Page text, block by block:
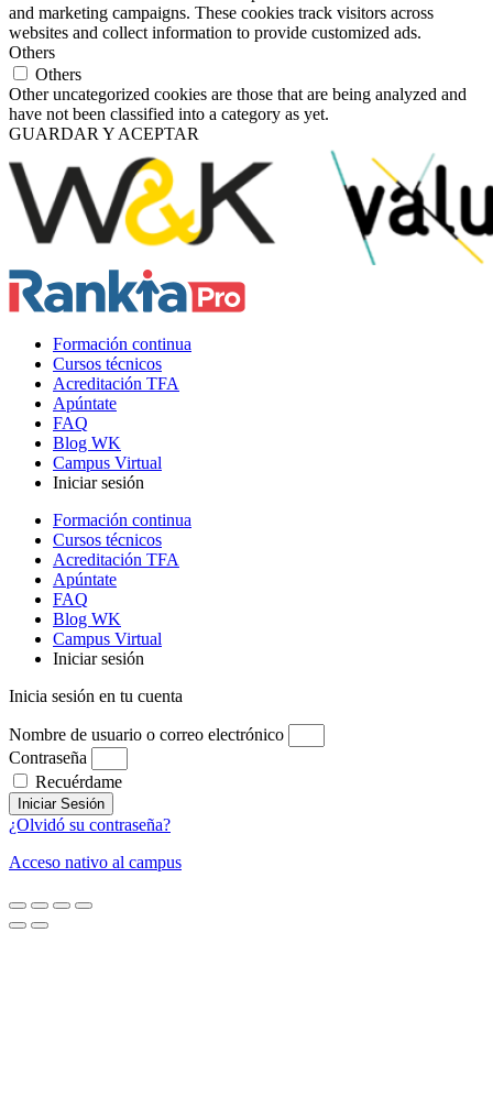
and marketing campaigns. These cookies track visitors across
websites and collect information to provide customized ads.
Others
Others
Other uncategorized cookies are those that are being analyzed and
have not been classified into a category as yet.
GUARDAR Y ACEPTAR
Formación continua
Cursos técnicos
Acreditación TFA
Apúntate
FAQ
Blog WK
Campus Virtual
Iniciar sesión
Formación continua
Cursos técnicos
Acreditación TFA
Apúntate
FAQ
Blog WK
Campus Virtual
Iniciar sesión
Inicia sesión en tu cuenta
Nombre de usuario o correo electrónico
Contraseña
Recuérdame
Iniciar Sesión
¿Olvidó su contraseña?
Acceso nativo al campus